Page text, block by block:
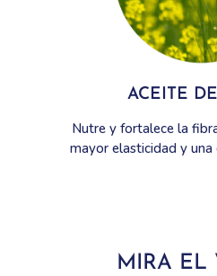
ACEITE
Nutre y fortalece la
mayor elasticidad y
MIRA EL